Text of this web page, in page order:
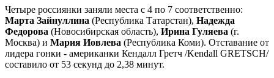
Четыре россиянки заняли места с 4 по 7 соответственно:
Марта Зайнуллина (Республика Татарстан), Надежда
Федорова (Новосибирская область), Ирина Гуляева (г.
Москва) и Мария Иовлева (Республика Коми). Отставание от
лидера гонки - американки Кендалл Гретч /Kendall GRETSCH/
составило от 53 секунд до 2,38 минут.